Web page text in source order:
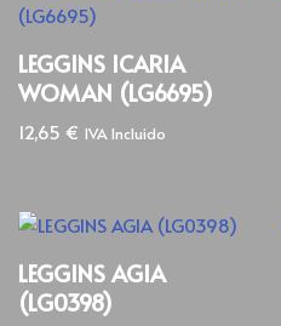
LEGGINS ICARIA
WOMAN (LG6695)
12,65 € IVA Incluido
LEGGINS AGIA
(LG0398)